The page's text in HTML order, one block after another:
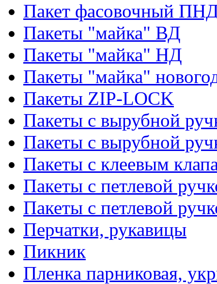
Пакет фасовочный
Пакеты "майка" ВД
Пакеты "майка" НД
Пакеты "майка"
Пакеты ZIP-LOCK
Пакеты с вырубной
Пакеты с вырубной
Пакеты с клеевым
Пакеты с петлевой
Пакеты с петлевой
Перчатки, рукавицы
Пикник
Пленка парниковая,